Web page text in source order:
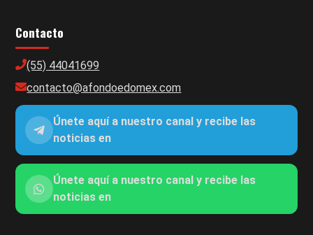
Contacto
(55) 44041699
contacto@afondoedomex.com
Únete aquí a nuestro canal y recibe las
noticias en
Únete aquí a nuestro canal y recibe las
noticias en